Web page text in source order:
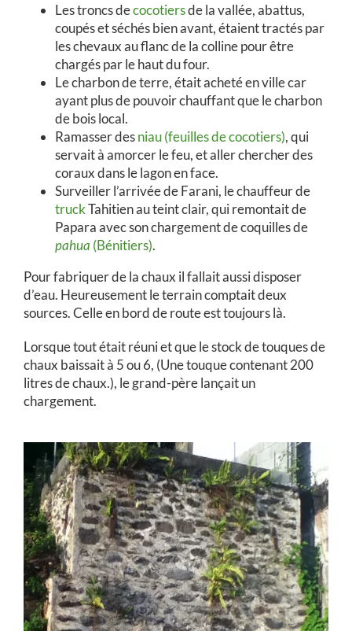
Les troncs decocotiersde la vallée, abattus,
coupés et séchés bien avant, étaient tractés par
les chevaux au flanc de la colline pour être
chargés par le haut du four.
Le charbon de terre, était acheté en ville car
ayant plus de pouvoir chauffant que le charbon
de bois local.
Ramasser desniau (feuilles de cocotiers), qui
servait à amorcer le feu, et aller chercher des
coraux dans le lagon en face.
Surveiller l’arrivée de Farani, le chauffeur de
truckTahitien au teint clair, qui remontait de
Papara avec son chargement de coquilles de
pahua (Bénitiers).
Pour fabriquer de la chaux il fallait aussi disposer
d’eau. Heureusement le terrain comptait deux
sources. Celle en bord de route est toujours là.
Lorsque tout était réuni et que le stock de touques de
chaux baissait à 5 ou 6, (Une touque contenant 200
litres de chaux.), le grand-père lançait un
chargement.